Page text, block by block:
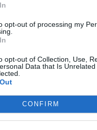
opt-out of processing my
opt-out of Collection, Use,
Data that Is
CONFIRM